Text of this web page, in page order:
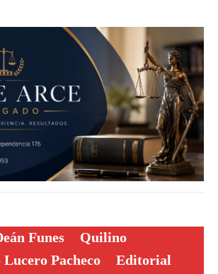
Funes
Quilino
Pacheco
Editorial